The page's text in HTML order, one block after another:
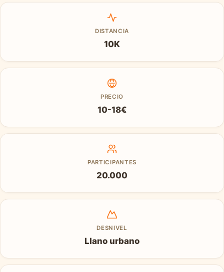
DISTANCIA
10K
PRECIO
10-18€
PARTICIPANTES
20.000
DESNIVEL
Llano urbano